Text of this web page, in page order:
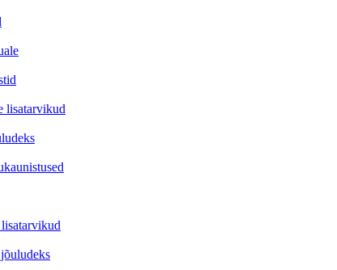
lisatarvikud